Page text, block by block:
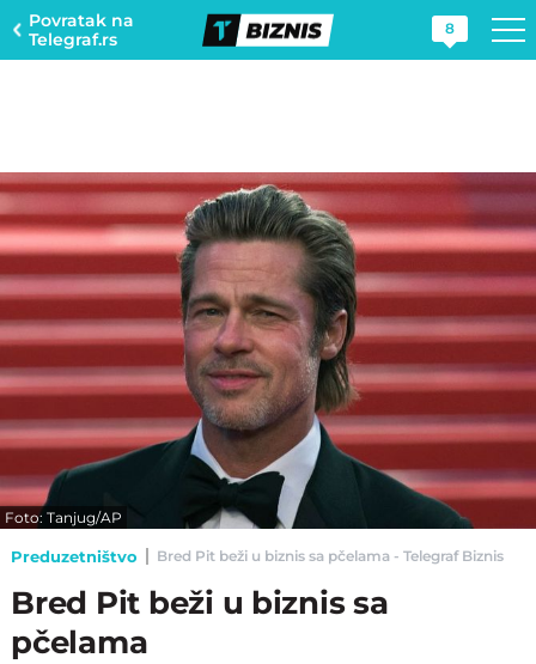
Povratak na
Telegraf.rs
8
Foto: Tanjug/AP
Preduzetništvo Bred Pit beži u biznis sa pčelama - Telegraf Biznis
Bred Pit beži u biznis sa
pčelama